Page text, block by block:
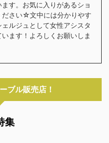
す。お気に入りがあるショ
ださい☆文中には分かりやす
ルジュとして女性アシスタ
ます！よろしくお願いしま
ブル販売店！
集